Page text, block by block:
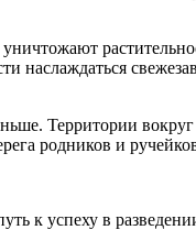
Территории
родников и
к успеху в